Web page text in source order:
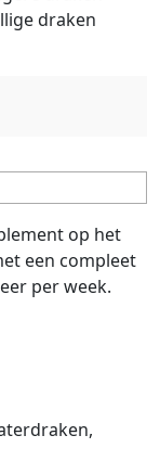
draken
op het
een compleet
per week.